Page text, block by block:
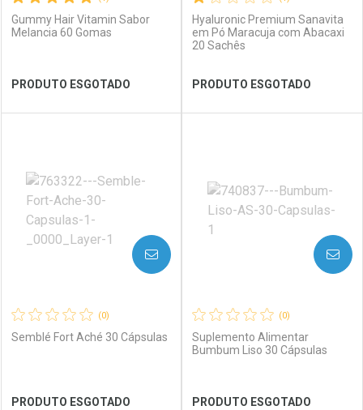
Ver Desconto Convênio Ver Desconto Convênio
Gummy Hair Vitamin Sabor
Melancia 60 Gomas
PRODUTO ESGOTADO
Laboratório
Ver Desconto Convênio
Por Menos
Hyaluronic Premium Sanavita
em Pó Maracuja com Abacaxi
20 Sachês
PRODUTO ESGOTADO
Laboratório
Ver Desconto Convênio
Por Menos
(0)
Semblé Fort Aché 30 Cápsulas
PRODUTO ESGOTADO
AVISE-ME
(0)
Suplemento Alimentar
Bumbum Liso 30 Cápsulas
PRODUTO ESGOTADO
AVISE-ME